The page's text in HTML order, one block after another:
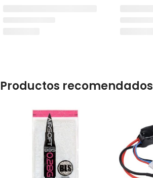
Productos recomendados